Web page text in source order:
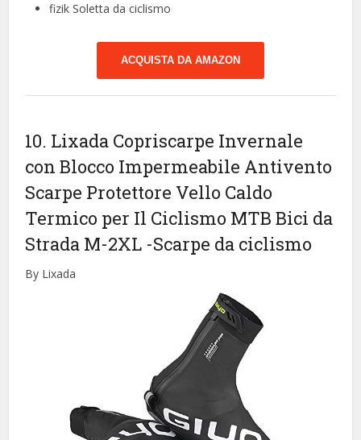
fizik Soletta da ciclismo
ACQUISTA DA AMAZON
10. Lixada Copriscarpe Invernale
con Blocco Impermeabile Antivento
Scarpe Protettore Vello Caldo
Termico per Il Ciclismo MTB Bici da
Strada M-2XL -Scarpe da ciclismo
By Lixada